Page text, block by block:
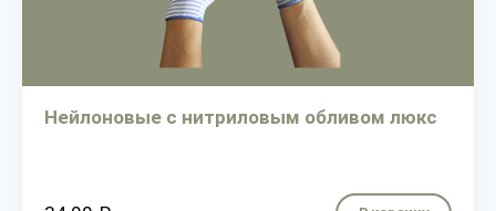
Нейлоновые с нитриловым обливом люкс